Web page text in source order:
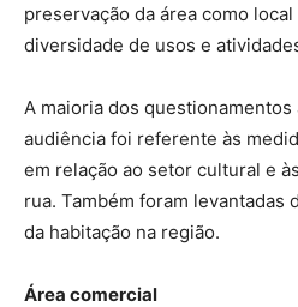
preservação da área como
diversidade de usos e
A maioria dos
audiência foi referente às
em relação ao setor cultural e
rua. Também foram levantadas
da habitação na região.
Área comercial